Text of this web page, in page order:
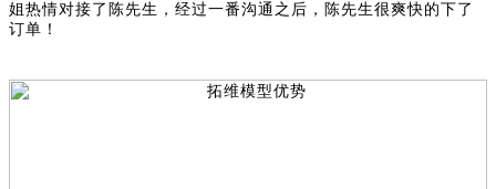
姐热情对接了陈先生，经过一番沟通之后，陈先生很爽快的下了
订单！